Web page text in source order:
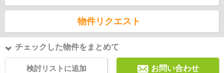
物件リクエスト
チェックした物件をまとめて
検討リストに追加 お問い合わせ